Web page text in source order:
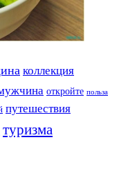
коллекция
откройте польза
путешествия
туризма